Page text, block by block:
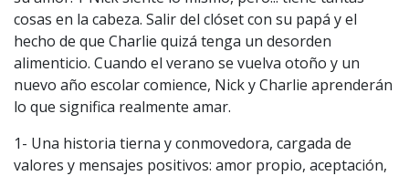
cosas en la cabeza. Salir del clóset con su papá y el
hecho de que Charlie quizá tenga un desorden
alimenticio. Cuando el verano se vuelva otoño y un
nuevo año escolar comience, Nick y Charlie aprenderán
lo que significa realmente amar.
1- Una historia tierna y conmovedora, cargada de
valores y mensajes positivos: amor propio, aceptación,